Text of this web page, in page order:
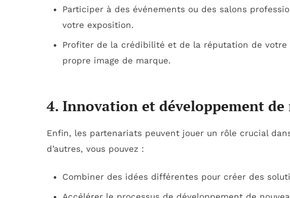
Participer à des événements ou des salons
votre exposition.
Profiter de la crédibilité et de la réputation de
propre image de marque.
4. Innovation et développement
Enfin, les partenariats peuvent jouer un rôle crucial
d’autres, vous pouvez :
Combiner des idées différentes pour créer des